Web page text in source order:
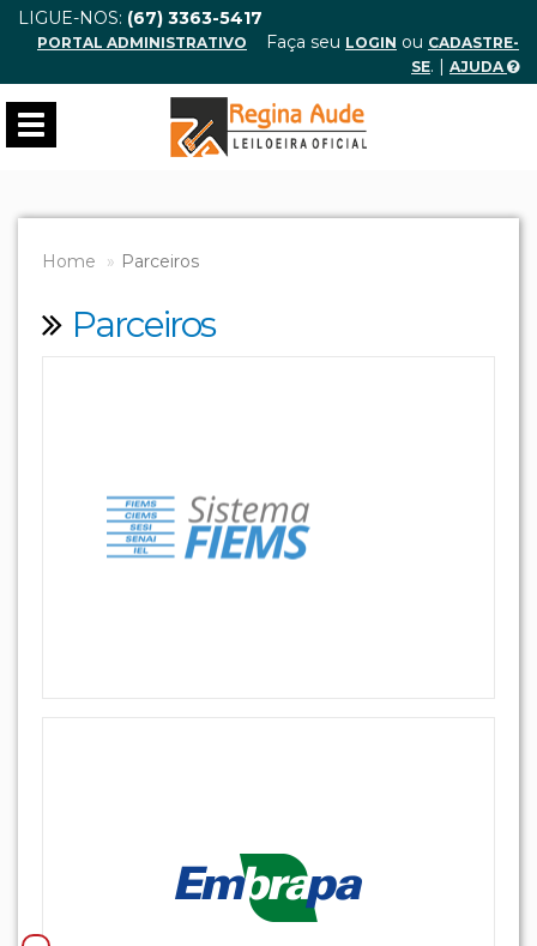
LIGUE-NOS: (67) 3363-5417
PORTAL ADMINISTRATIVO Faça seu LOGIN ou CADASTRE-
SE. | AJUDA
Toggle
navigation
Home Parceiros
Parceiros